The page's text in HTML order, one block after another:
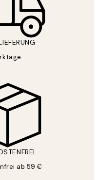
ab 59 €